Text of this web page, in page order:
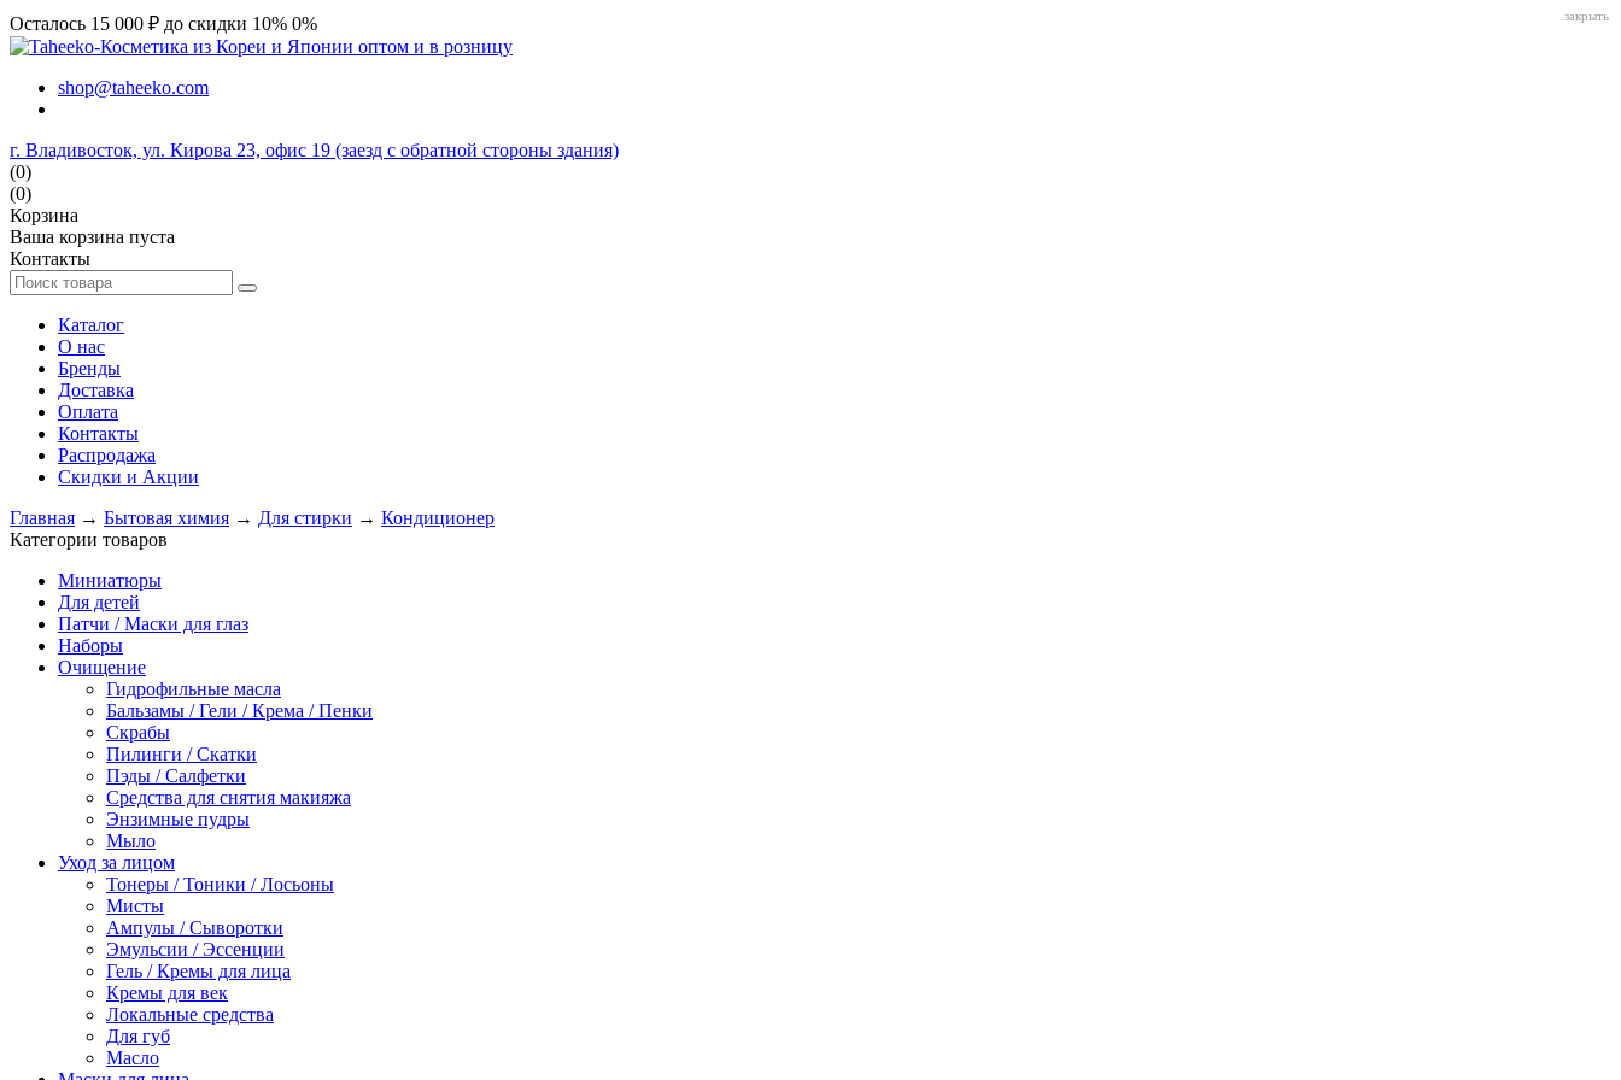
Осталось 15 000 ₽ до скидки 10% 0%
shop@taheeko.com
г. Владивосток, ул. Кирова 23, офис 19 (заезд с обратной стороны здания)
(0)
(0)
Корзина
Ваша корзина пуста
Контакты
Каталог
О нас
Бренды
Доставка
Оплата
Контакты
Распродажа
Скидки и Акции
Главная → Бытовая химия → Для стирки → Кондиционер
Категории товаров
Миниатюры
Для детей
Патчи / Маски для глаз
Наборы
Очищение
Гидрофильные масла
Бальзамы / Гели / Крема / Пенки
Скрабы
Пилинги / Скатки
Пэды / Салфетки
Средства для снятия макияжа
Энзимные пудры
Мыло
Уход за лицом
Тонеры / Тоники / Лосьоны
Мисты
Ампулы / Сыворотки
Эмульсии / Эссенции
Гель / Кремы для лица
Кремы для век
Локальные средства
Для губ
Масло
закрыть